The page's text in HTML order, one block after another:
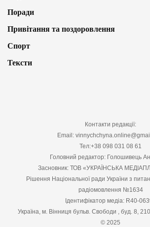
Поради
Привітання та поздоровлення
Спорт
Тексти
Контакти редакції:
Email:
Тел:+38 098 031 08 61
Головний редактор: Голошивець
Засновник: ТОВ «УКРАЇНСЬКА
Рішення Національної ради України з
радіомовлення №1634
Ідентифікатор медіа: R40-
Україна, м. Вінниця бульв. Свободи , буд. 8,
© 2025